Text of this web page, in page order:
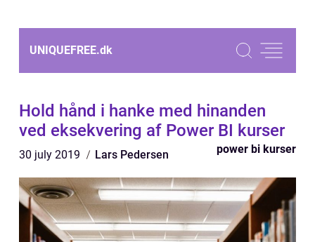
UNIQUEFREE.dk
Hold hånd i hanke med hinanden
ved eksekvering af Power BI kurser
30 july 2019 Lars Pedersen power bi kurser